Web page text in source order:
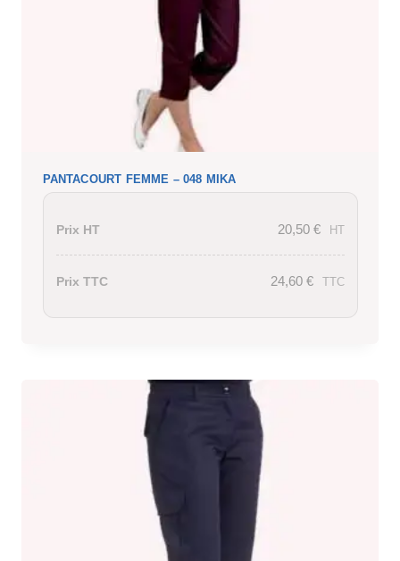
PANTACOURT FEMME – 048 MIKA
Prix HT 20,50 € HT
Prix TTC 24,60 € TTC